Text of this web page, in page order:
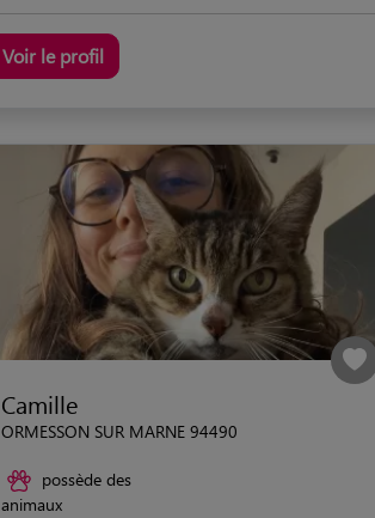
Voir le profil
Camille
ORMESSON SUR MARNE 94490
possède des
animaux